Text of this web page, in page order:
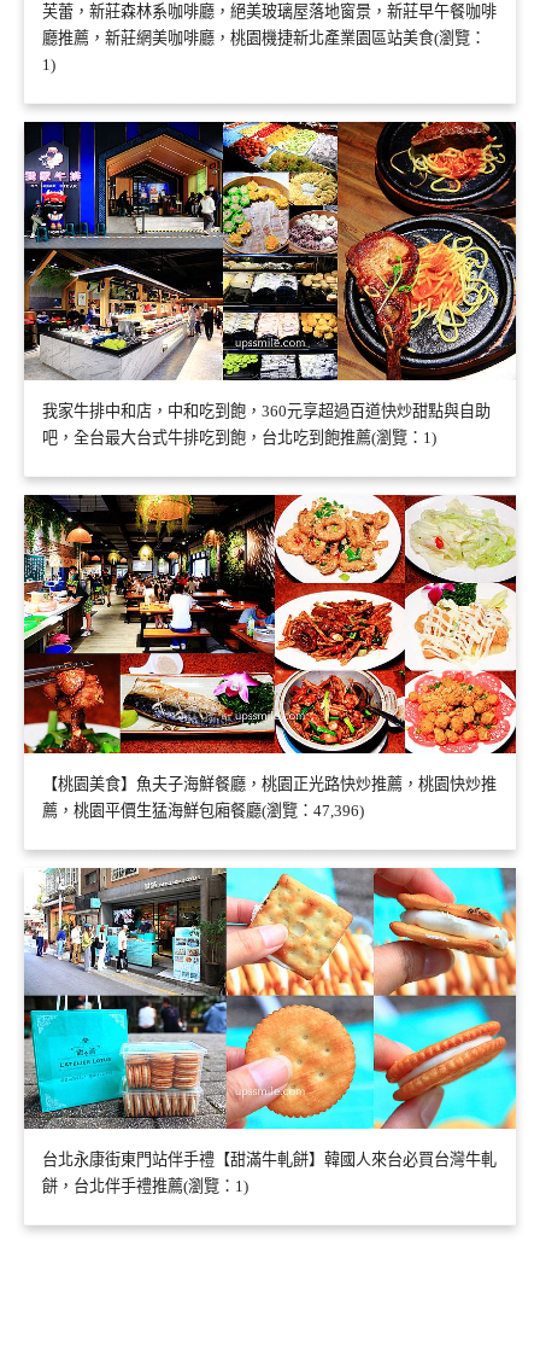
芙蕾，新莊森林系咖啡廳，絕美玻璃屋落地窗景，新莊早午餐咖啡
廳推薦，新莊網美咖啡廳，桃園機捷新北產業園區站美食(瀏覽：
1)
我家牛排中和店，中和吃到飽，360元享超過百道快炒甜點與自助
吧，全台最大台式牛排吃到飽，台北吃到飽推薦(瀏覽：1)
【桃園美食】魚夫子海鮮餐廳，桃園正光路快炒推薦，桃園快炒推
薦，桃園平價生猛海鮮包廂餐廳(瀏覽：47,396)
台北永康街東門站伴手禮【甜滿牛軋餅】韓國人來台必買台灣牛軋
餅，台北伴手禮推薦(瀏覽：1)